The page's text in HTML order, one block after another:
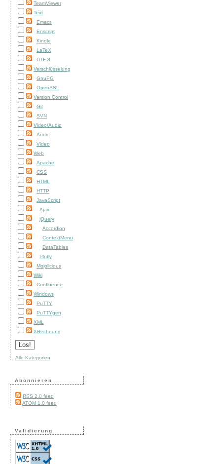
TeamViewer
Text
Emacs
Enscript
Kindle
LaTeX
UTF-8
Verschlüsselung
GnuPG
OpenSSL
Version Control
Git
SVN
Video/Audio
Audio
Video
Web
Apache
CSS
HTML
HTTP
JavaScript
Ajax
jQuery
Accordion
ContextMenu
DataTables
Plotly
Mojolicious
Wiki
Confluence
Windows
PuTTY
PuTTYgen
XML
XRechnung
Alle Kategorien
Abonnieren
RSS 2.0 feed
ATOM 1.0 feed
Validierung